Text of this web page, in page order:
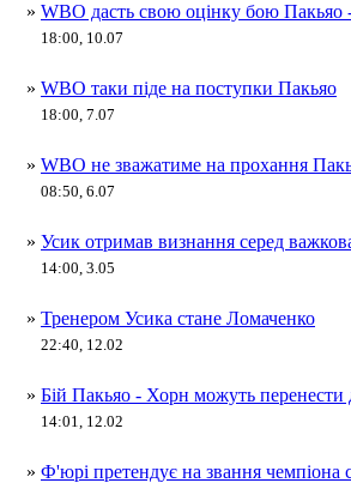
» WBO дасть свою оцінку бою Пакьяо
18:00, 10.07
» WBO таки піде на поступки Пакьяо
18:00, 7.07
» WBO не зважатиме на прохання
08:50, 6.07
» Усик отримав визнання серед
14:00, 3.05
» Тренером Усика стане Ломаченко
22:40, 12.02
» Бій Пакьяо - Хорн можуть перенести
14:01, 12.02
» Ф'юрі претендує на звання чемпіона